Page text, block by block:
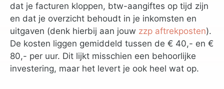
dat je facturen kloppen, btw-aangiftes op tijd zijn
en dat je overzicht behoudt in je inkomsten en
uitgaven (denk hierbij aan jouw zzp aftrekposten).
De kosten liggen gemiddeld tussen de € 40,- en €
80,- per uur. Dit lijkt misschien een behoorlijke
investering, maar het levert je ook heel wat op.